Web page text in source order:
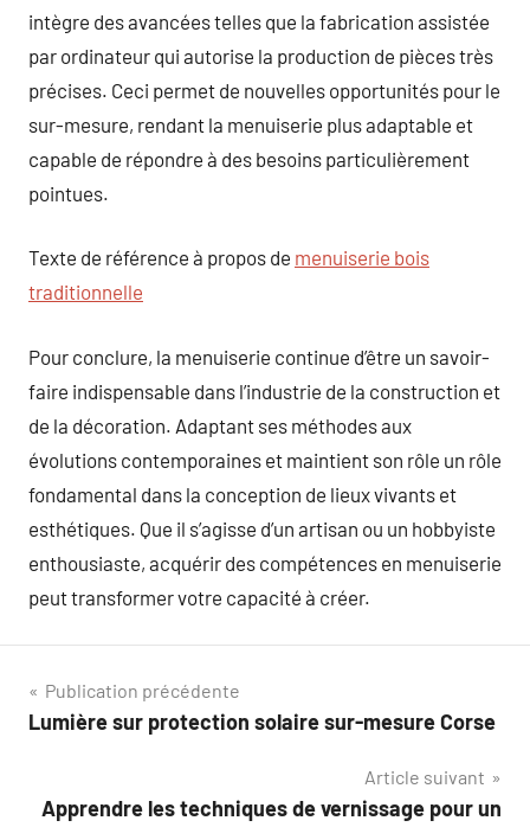
intègre des avancées telles que la fabrication assistée
par ordinateur qui autorise la production de pièces très
précises. Ceci permet de nouvelles opportunités pour le
sur-mesure, rendant la menuiserie plus adaptable et
capable de répondre à des besoins particulièrement
pointues.
Texte de référence à propos de menuiserie bois
traditionnelle
Pour conclure, la menuiserie continue d’être un savoir-
faire indispensable dans l’industrie de la construction et
de la décoration. Adaptant ses méthodes aux
évolutions contemporaines et maintient son rôle un rôle
fondamental dans la conception de lieux vivants et
esthétiques. Que il s’agisse d’un artisan ou un hobbyiste
enthousiaste, acquérir des compétences en menuiserie
peut transformer votre capacité à créer.
Navigation
de
Publication précédente
Lumière sur protection solaire sur-mesure Corse
Article suivant
Apprendre les techniques de vernissage pour un